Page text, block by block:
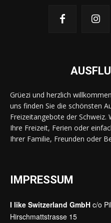
Grüezi und herzlich
uns finden Sie die schönsten
Freizeitangebote der Schweiz.
Ihre Freizeit, Ferien oder
Ihrer Familie, Freunden oder
IMPRESSUM
I like Switzerland GmbH c/o
Hirschmattstrasse 15